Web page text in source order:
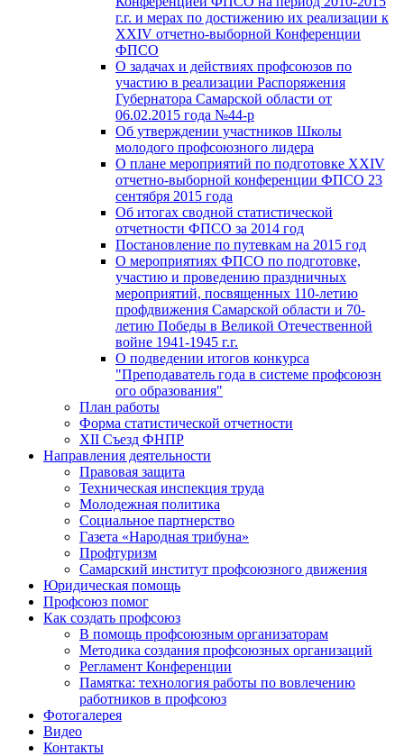
г.г. и мерах по достижению их реализации к
XXIV отчетно-выборной Конференции
ФПСО
О задачах и действиях профсоюзов по
участию в реализации Распоряжения
Губернатора Самарской области от
06.02.2015 года №44-р
Об утверждении участников Школы
молодого профсоюзного лидера
О плане мероприятий по подготовке XXIV
отчетно-выборной конференции ФПСО 23
сентября 2015 года
Об итогах сводной статистической
отчетности ФПСО за 2014 год
Постановление по путевкам на 2015 год
О мероприятиях ФПСО по подготовке,
участию и проведению праздничных
мероприятий, посвященных 110-летию
профдвижения Самарской области и 70-
летию Победы в Великой Отечественной
войне 1941-1945 г.г.
О подведении итогов конкурса
"Преподаватель года в системе профсоюзн
ого образования"
План работы
Форма статистической отчетности
XII Съезд ФНПР
Направления деятельности
Правовая защита
Техническая инспекция труда
Молодежная политика
Социальное партнерство
Газета «Народная трибуна»
Профтуризм
Самарский институт профсоюзного движения
Юридическая помощь
Профсоюз помог
Как создать профсоюз
В помощь профсоюзным организаторам
Методика создания профсоюзных организаций
Регламент Конференции
Памятка: технология работы по вовлечению
работников в профсоюз
Фотогалерея
Видео
Контакты